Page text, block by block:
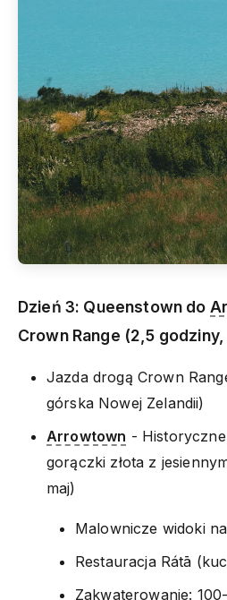
Dzień 3: Queenstown do
Crown Range (2,5
Jazda drogą Crown
górska Nowej Zelandii)
Arrowtown -
gorączki złota z
maj)
Malownicze widoki
Restauracja Rátā
Zakwaterowanie: